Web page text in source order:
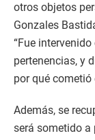
otros objetos
Gonzales
“Fue
pertenencias, y
por qué cometió
Además, se
será sometido a